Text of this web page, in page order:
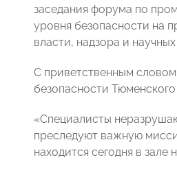
заседания форума по
уровня безопасности на
власти, надзора и
С приветственным
безопасности
«Специалисты
преследуют важную
находится сегодня в